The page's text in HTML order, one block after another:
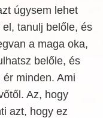
úgysem lehet
tanulj belőle, és
a maga oka,
belőle, és
minden. Ami
Az, hogy
azt, hogy ez